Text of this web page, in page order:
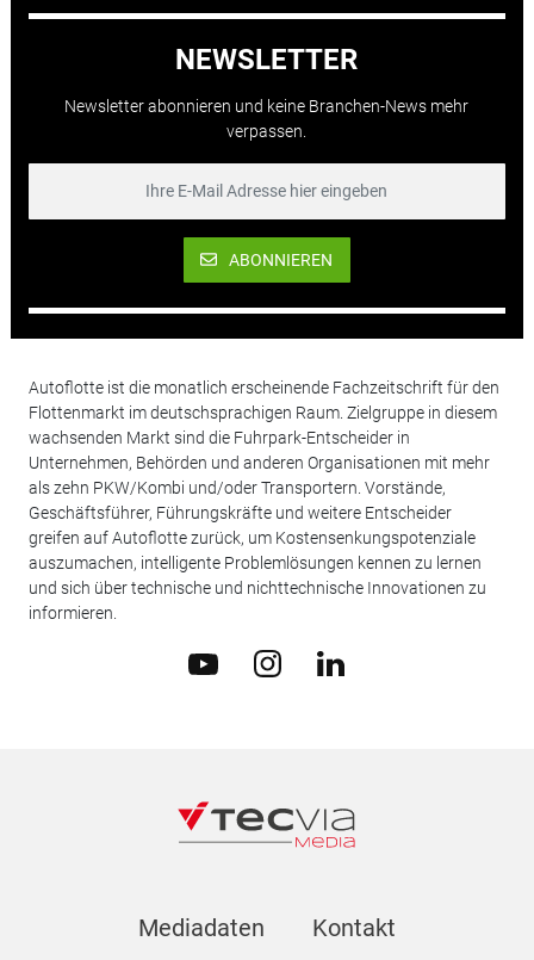
NEWSLETTER
Newsletter abonnieren und keine Branchen-News mehr
verpassen.
ABONNIEREN
Autoflotte ist die monatlich erscheinende Fachzeitschrift für den
Flottenmarkt im deutschsprachigen Raum. Zielgruppe in diesem
wachsenden Markt sind die Fuhrpark-Entscheider in
Unternehmen, Behörden und anderen Organisationen mit mehr
als zehn PKW/Kombi und/oder Transportern. Vorstände,
Geschäftsführer, Führungskräfte und weitere Entscheider
greifen auf Autoflotte zurück, um Kostensenkungspotenziale
auszumachen, intelligente Problemlösungen kennen zu lernen
und sich über technische und nichttechnische Innovationen zu
informieren.
Mediadaten Kontakt